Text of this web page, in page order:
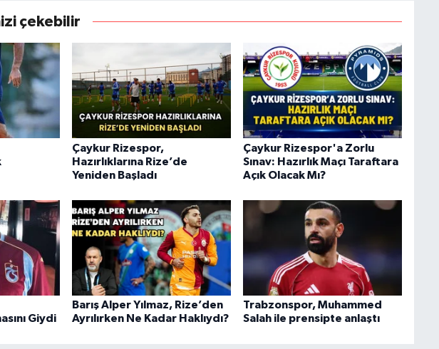
çekebilir
Çaykur Rizespor,
Hazırlıklarına Rize’de
Yeniden Başladı
Çaykur Rizespor'a Zorlu
Sınav: Hazırlık Maçı Taraftara
Açık Olacak Mı?
Giydi
Barış Alper Yılmaz, Rize’den
Ayrılırken Ne Kadar Haklıydı?
Trabzonspor, Muhammed
Salah ile prensipte anlaştı